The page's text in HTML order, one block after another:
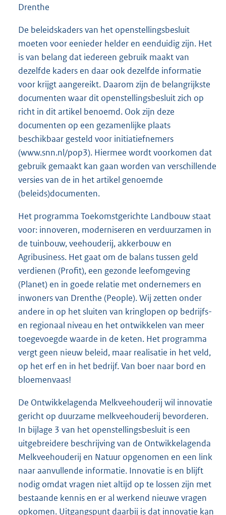
Drenthe
De beleidskaders van het openstellingsbesluit
moeten voor eenieder helder en eenduidig zijn. Het
is van belang dat iedereen gebruik maakt van
dezelfde kaders en daar ook dezelfde informatie
voor krijgt aangereikt. Daarom zijn de belangrijkste
documenten waar dit openstellingsbesluit zich op
richt in dit artikel benoemd. Ook zijn deze
documenten op een gezamenlijke plaats
beschikbaar gesteld voor initiatiefnemers
(www.snn.nl/pop3). Hiermee wordt voorkomen dat
gebruik gemaakt kan gaan worden van verschillende
versies van de in het artikel genoemde
(beleids)documenten.
Het programma Toekomstgerichte Landbouw staat
voor: innoveren, moderniseren en verduurzamen in
de tuinbouw, veehouderij, akkerbouw en
Agribusiness. Het gaat om de balans tussen geld
verdienen (Profit), een gezonde leefomgeving
(Planet) en in goede relatie met ondernemers en
inwoners van Drenthe (People). Wij zetten onder
andere in op het sluiten van kringlopen op bedrijfs-
en regionaal niveau en het ontwikkelen van meer
toegevoegde waarde in de keten. Het programma
vergt geen nieuw beleid, maar realisatie in het veld,
op het erf en in het bedrijf. Van boer naar bord en
bloemenvaas!
De Ontwikkelagenda Melkveehouderij wil innovatie
gericht op duurzame melkveehouderij bevorderen.
In bijlage 3 van het openstellingsbesluit is een
uitgebreidere beschrijving van de Ontwikkelagenda
Melkveehouderij en Natuur opgenomen en een link
naar aanvullende informatie. Innovatie is en blijft
nodig omdat vragen niet altijd op te lossen zijn met
bestaande kennis en er al werkend nieuwe vragen
opkomen. Uitgangspunt daarbij is dat innovatie kan